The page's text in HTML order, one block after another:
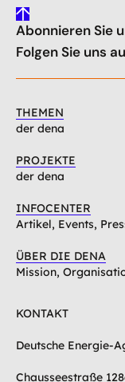
gehe
nach
oben
Abonnieren Sie
Folgen Sie uns
THEMEN
der dena
PROJEKTE
der dena
INFOCENTER
Artikel, Events,
ÜBER DIE DENA
Mission,
KONTAKT
Deutsche Energie-
Chausseestraße